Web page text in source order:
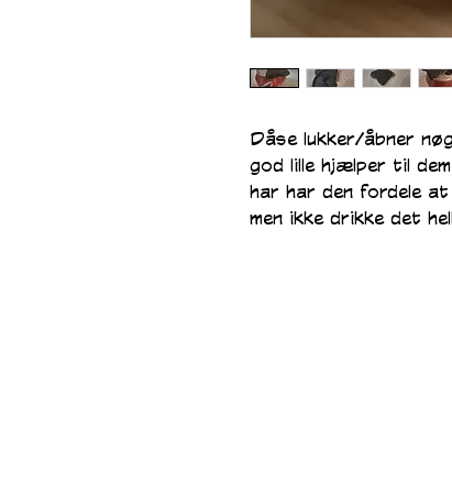
Dåse lukker/åbner
god lille hjælper til
har har den fordele at
men ikke drikke det